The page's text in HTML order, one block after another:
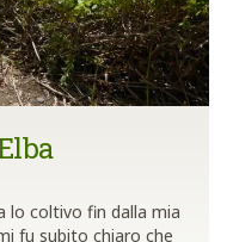
lo coltivo fin dalla mia
fu subito chiaro che